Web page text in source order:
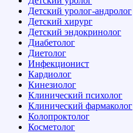
Детский уролог-андролог
Детский хирург
Детский эндокринолог
Диабетолог
Диетолог
Инфекционист
Кардиолог
Кинезиолог
Клинический психолог
Клинический фармаколог
Колопроктолог
Косметолог